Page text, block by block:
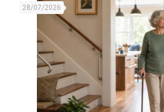
28/07/2026